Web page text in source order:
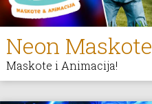
Neon Maskote
Maskote i Animacija!